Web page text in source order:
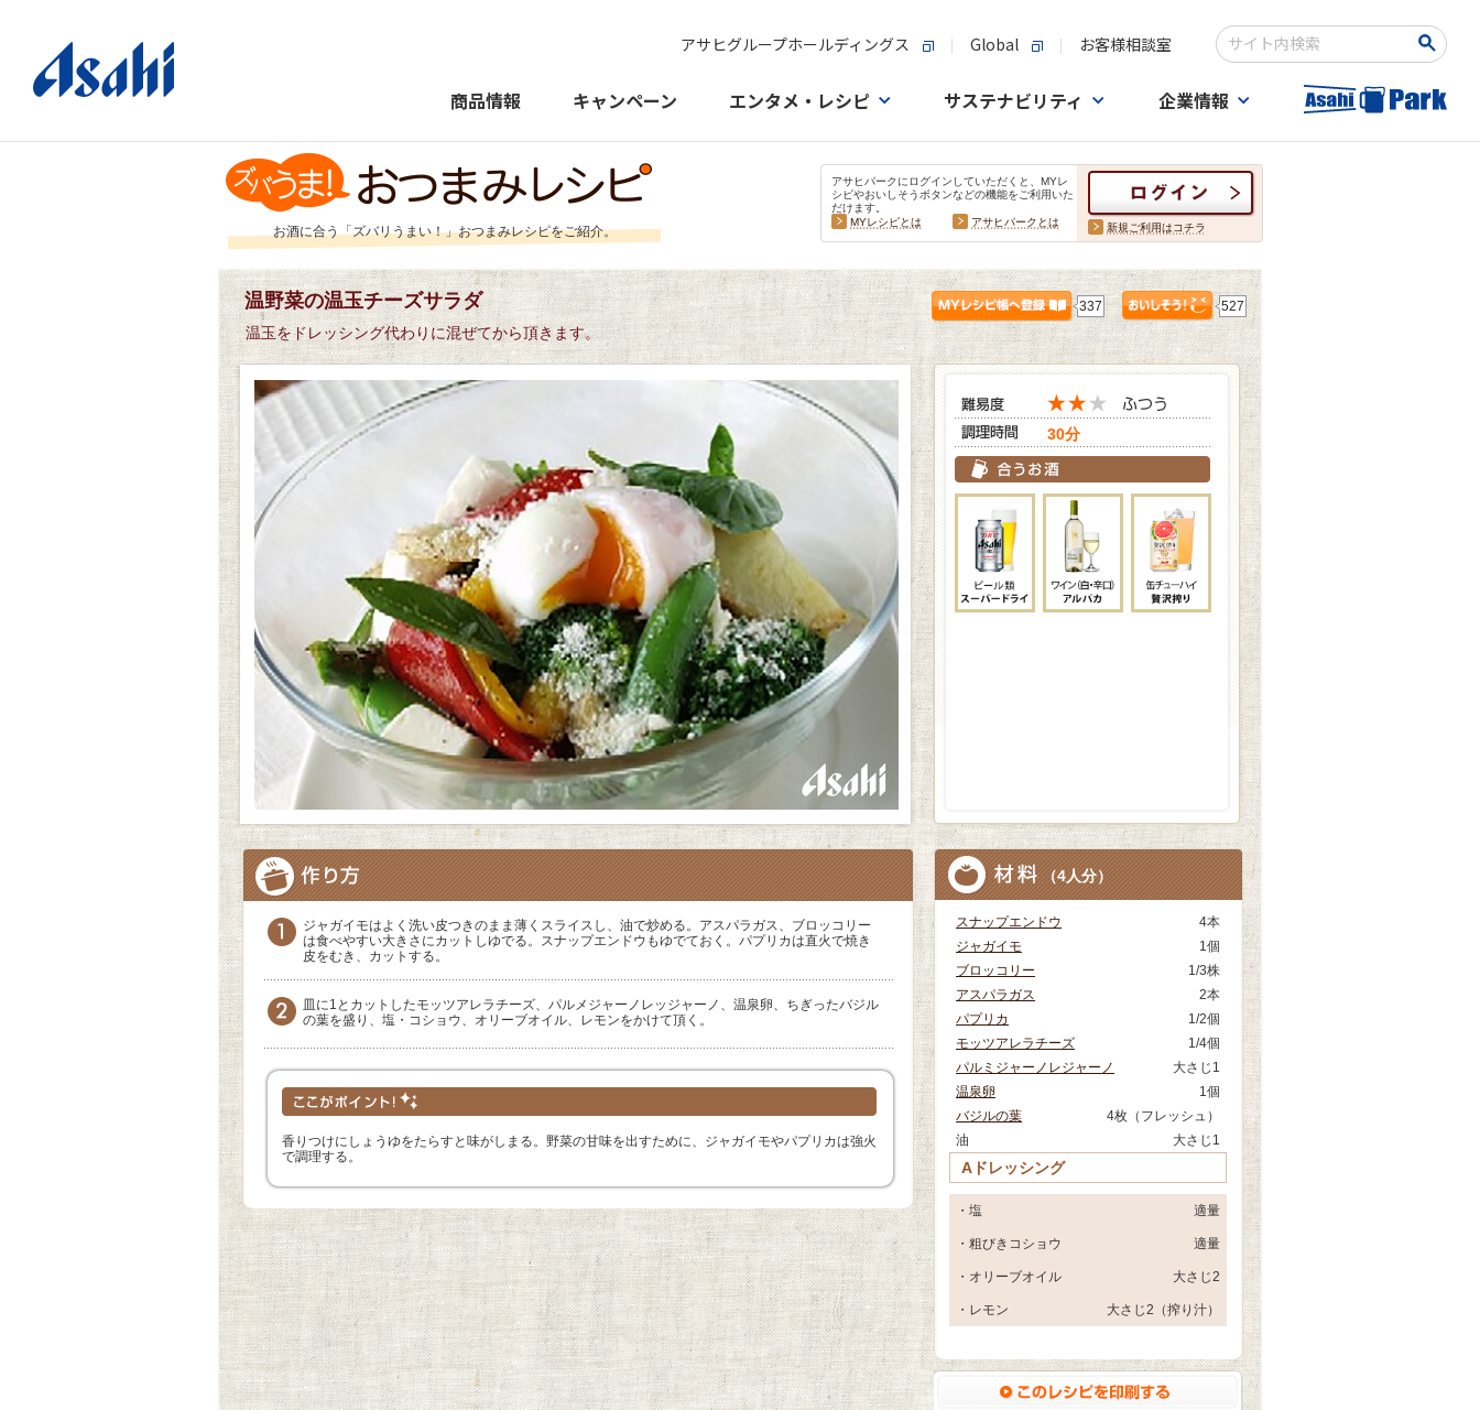
アサヒグループホールディングス Global お客様相談室
検索キーワード入力
商品情報 キャンペーン エンタメ・レシピ サステナビリティ 企業情報
お酒に合う「ズバリうまい！」おつまみレシピをご紹介。
アサヒパークにログインしていただくと、MYレ
シピやおいしそうボタンなどの機能をご利用いた
だけます。
MYレシピとは
アサヒパークとは 新規ご利用はコチラ
温野菜の温玉チーズサラダ 337 527
温玉をドレッシング代わりに混ぜてから頂きます。
30分
ジャガイモはよく洗い皮つきのまま薄くスライスし、油で炒める。アスパラガス、ブロッコリー
は食べやすい大きさにカットしゆでる。スナップエンドウもゆでておく。パプリカは直火で焼き
皮をむき、カットする。
皿に1とカットしたモッツアレラチーズ、パルメジャーノレッジャーノ、温泉卵、ちぎったバジル
の葉を盛り、塩・コショウ、オリーブオイル、レモンをかけて頂く。
香りつけにしょうゆをたらすと味がしまる。野菜の甘味を出すために、ジャガイモやパプリカは強火
で調理する。
（4人分）
スナップエンドウ
4本
ジャガイモ
1個
ブロッコリー
1/3株
アスパラガス
2本
パプリカ
1/2個
モッツアレラチーズ
1/4個
パルミジャーノレジャーノ
大さじ1
温泉卵
1個
バジルの葉
4枚（フレッシュ）
油
大さじ1
Aドレッシング
・塩 適量
・粗びきコショウ 適量
・オリーブオイル 大さじ2
・レモン 大さじ2（搾り汁）